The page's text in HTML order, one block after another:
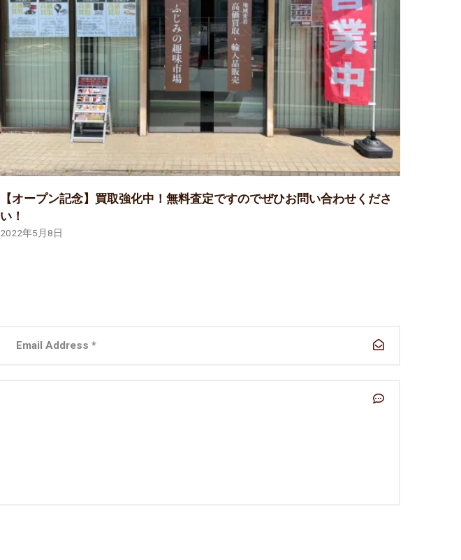
【オープン記念】買取強化中！無料査定ですのでぜひお問い合わせくださ
い！
2022年5月8日